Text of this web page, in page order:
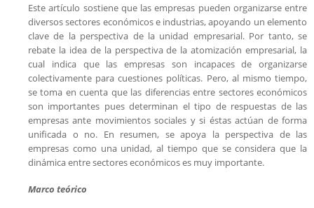
Este artículo sostiene que las empresas pueden organizarse entre
diversos sectores económicos e industrias, apoyando un elemento
clave de la perspectiva de la unidad empresarial. Por tanto, se
rebate la idea de la perspectiva de la atomización empresarial, la
cual indica que las empresas son incapaces de organizarse
colectivamente para cuestiones políticas. Pero, al mismo tiempo,
se toma en cuenta que las diferencias entre sectores económicos
son importantes pues determinan el tipo de respuestas de las
empresas ante movimientos sociales y si éstas actúan de forma
unificada o no. En resumen, se apoya la perspectiva de las
empresas como una unidad, al tiempo que se considera que la
dinámica entre sectores económicos es muy importante.
Marco teórico